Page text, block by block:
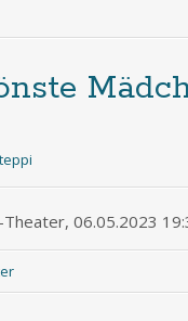
06.05.2023